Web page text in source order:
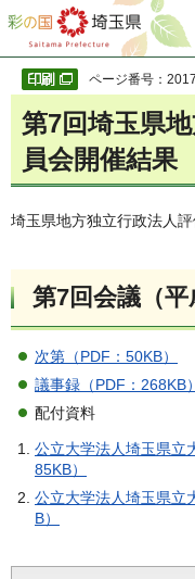
彩の国 埼玉県
ページ番号：
第7回埼玉県
員会開催結果
埼玉県地方独立行政法人
第7回会議（平
次第（PDF：50KB）
議事録（PDF：268KB）
配付資料
公立大学法人埼玉県立
85KB）
公立大学法人埼玉県立
B）